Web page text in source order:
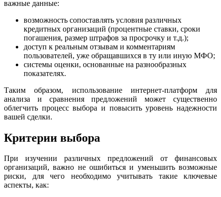
важные данные:
возможность сопоставлять условия различных
кредитных организаций (процентные ставки, сроки
погашения, размер штрафов за просрочку и т.д.);
доступ к реальным отзывам и комментариям
пользователей, уже обращавшихся в ту или иную МФО;
системы оценки, основанные на разнообразных
показателях.
Таким образом, использование интернет-платформ для
анализа и сравнения предложений может существенно
облегчить процесс выбора и повысить уровень надежности
вашей сделки.
Критерии выбора
При изучении различных предложений от финансовых
организаций, важно не ошибиться и уменьшить возможные
риски, для чего необходимо учитывать такие ключевые
аспекты, как: